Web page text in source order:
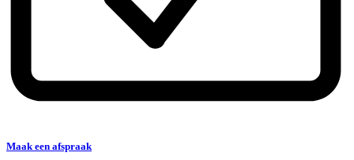
Maak een afspraak